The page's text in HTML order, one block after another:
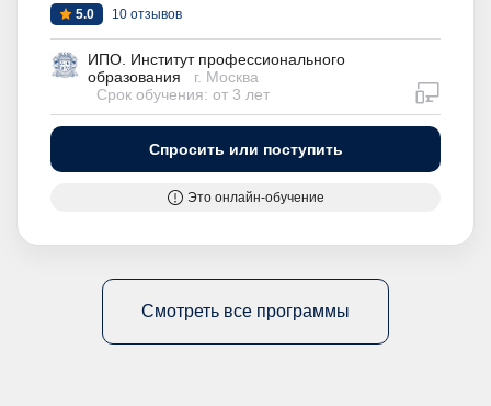
5.0 10 отзывов
ИПО. Институт профессионального
образования
г. Москва
Срок обучения: от 3 лет
Спросить или поступить
Это онлайн-обучение
Смотреть все программы